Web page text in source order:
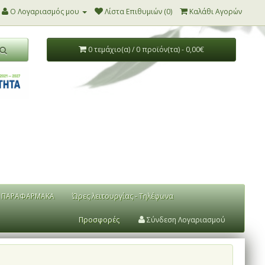
Ο Λογαριασμός μου Λίστα Επιθυμιών (0) Καλάθι Αγορών
0 τεμάχιο(α) / 0 προϊόν(τα) - 0,00€
ΠΑΡΑΦΑΡΜΑΚΑ Ώρες λειτουργίας - Τηλέφωνα
Προσφορές Σύνδεση Λογαριασμού